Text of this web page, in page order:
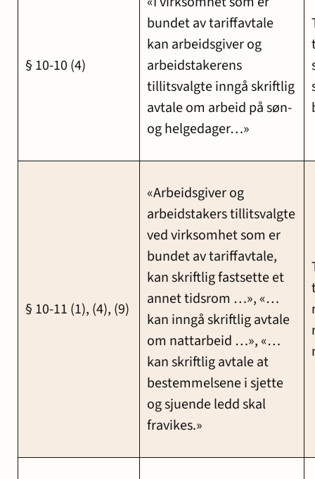
§ 10-10 (4)
bundet av tariffavtale
kan arbeidsgiver og
arbeidstakerens
tillitsvalgte inngå skriftlig
avtale om arbeid på søn-
og helgedager…»
§ 10-11 (1), (4), (9)
«Arbeidsgiver og
arbeidstakers tillitsvalgte
ved virksomhet som er
bundet av tariffavtale,
kan skriftlig fastsette et
annet tidsrom …», «…
kan inngå skriftlig avtale
om nattarbeid …», «…
kan skriftlig avtale at
bestemmelsene i sjette
og sjuende ledd skal
fravikes.»